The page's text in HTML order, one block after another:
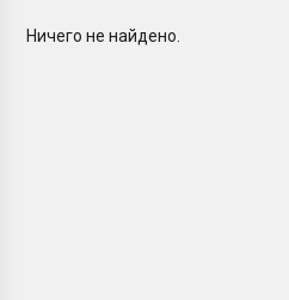
Ничего не найдено.